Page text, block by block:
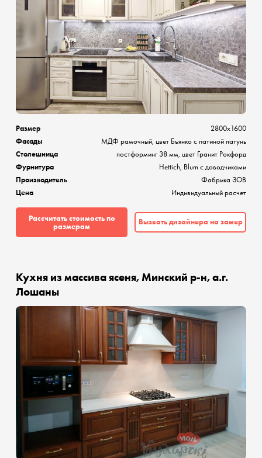
Размер
2800х1600
Фасады
МДФ рамочный, цвет Бъянко с патиной латунь
Столешница
постформинг 38 мм, цвет Гранит Рокфорд
Фурнитура
Hettich, Blum с доводчиками
Производитель
Фабрика ЗОВ
Цена
Индивидуальный расчет
Рассчитать стоимость по
размерам
Вызвать дизайнера на замер
Кухня из массива ясеня, Минский р-н, а.г.
Лошаны